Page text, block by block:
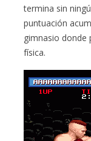
termina sin
puntuación
gimnasio donde
física.